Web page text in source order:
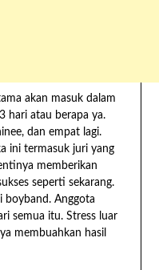
akan masuk dalam
hari atau berapa ya.
dan empat lagi.
ini termasuk juri yang
memberikan
seperti sekarang.
boyband. Anggota
semua itu. Stress luar
membuahkan hasil